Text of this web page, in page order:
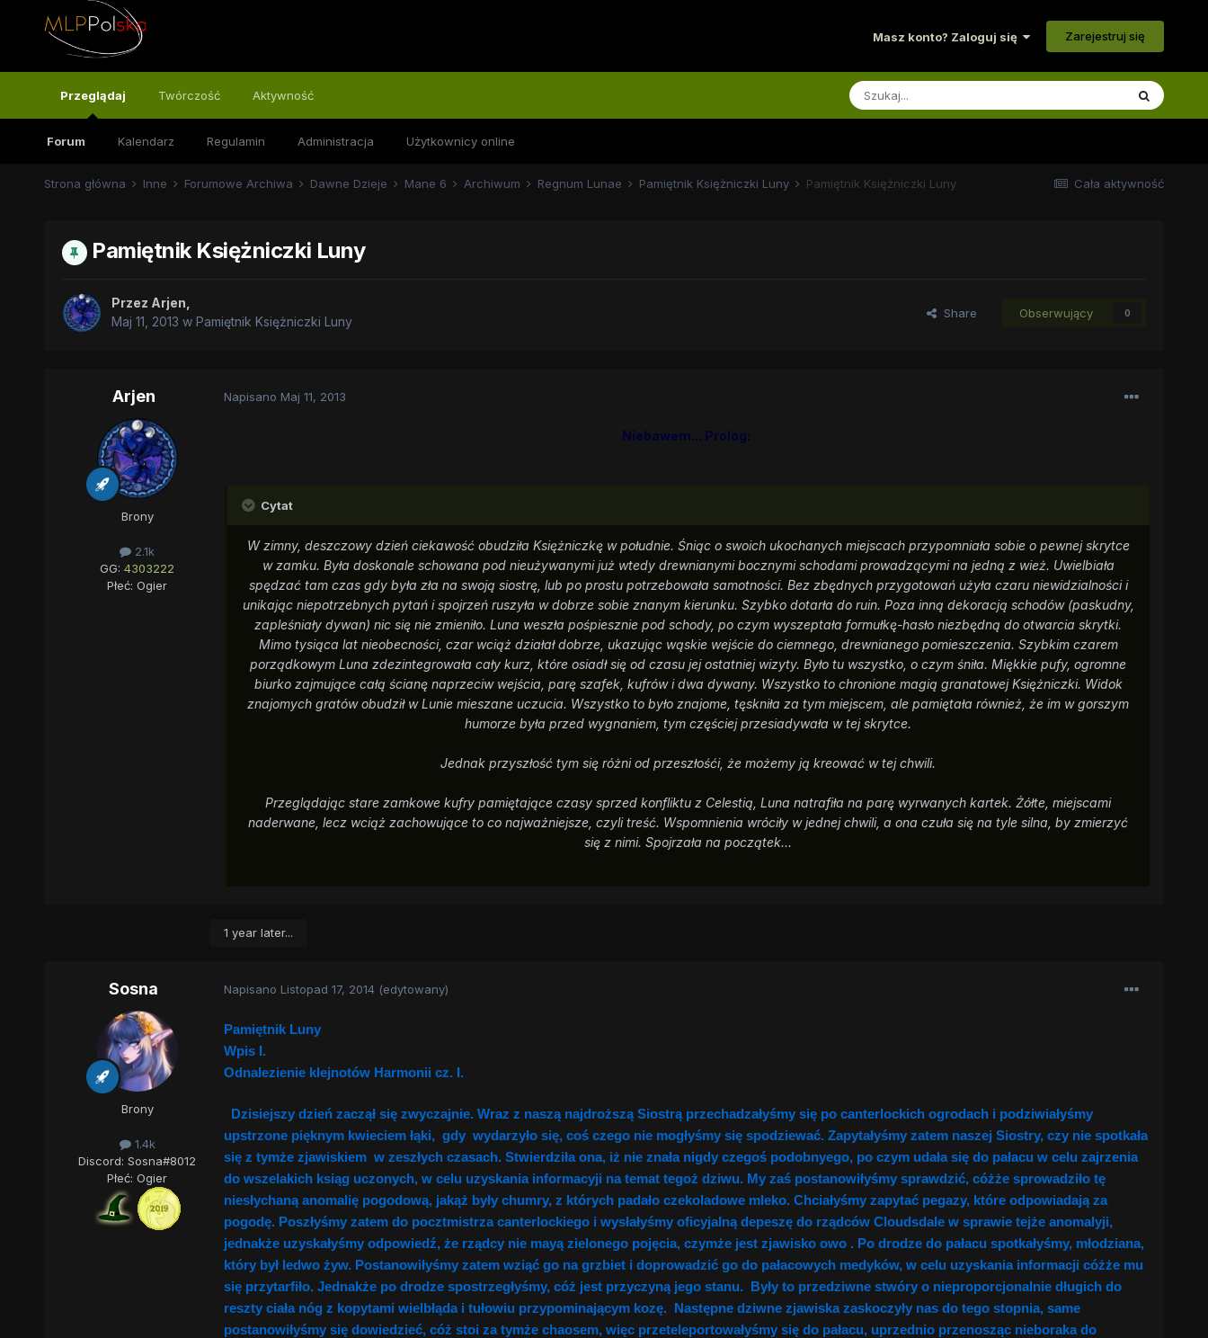
Masz konto? Zaloguj się Zarejestruj się
Przeglądaj
Forum Kalendarz Regulamin Administracja Użytkownicy online
Twórczość Aktywność
Cała aktywność
Strona główna Inne Forumowe Archiwa Dawne Dzieje Mane 6 Archiwum Regnum Lunae Pamiętnik Księżniczki Luny Pamiętnik Księżniczki Luny
Pamiętnik Księżniczki Luny
Przez Arjen
Maj 11, 2013 w Pamiętnik Księżniczki Luny
Share Obserwujący 0
Arjen
Brony
2.1k
GG:4303222
Płeć: Ogier
Napisano Maj 11, 2013
Niebawem... Prolog:
Cytat
W zimny, deszczowy dzień ciekawość obudziła Księżniczkę w południe. Śniąc o swoich ukochanych miejscach przypomniała sobie o pewnej skrytce
w zamku. Była doskonale schowana pod nieużywanymi już wtedy drewnianymi bocznymi schodami prowadzącymi na jedną z wież. Uwielbiała
spędzać tam czas gdy była zła na swoją siostrę, lub po prostu potrzebowała samotności. Bez zbędnych przygotowań użyła czaru niewidzialności i
unikając niepotrzebnych pytań i spojrzeń ruszyła w dobrze sobie znanym kierunku. Szybko dotarła do ruin. Poza inną dekoracją schodów (paskudny,
zapleśniały dywan) nic się nie zmieniło. Luna weszła pośpiesznie pod schody, po czym wyszeptała formułkę-hasło niezbędną do otwarcia skrytki.
Mimo tysiąca lat nieobecności, czar wciąż działał dobrze, ukazując wąskie wejście do ciemnego, drewnianego pomieszczenia. Szybkim czarem
porządkowym Luna zdezintegrowała cały kurz, które osiadł się od czasu jej ostatniej wizyty. Było tu wszystko, o czym śniła. Miękkie pufy, ogromne
biurko zajmujące całą ścianę naprzeciw wejścia, parę szafek, kufrów i dwa dywany. Wszystko to chronione magią granatowej Księżniczki. Widok
znajomych gratów obudził w Lunie mieszane uczucia. Wszystko to było znajome, tęskniła za tym miejscem, ale pamiętała również, że im w gorszym
humorze była przed wygnaniem, tym częściej przesiadywała w tej skrytce.
Jednak przyszłość tym się różni od przeszłośći, że możemy ją kreować w tej chwili.
Przeglądając stare zamkowe kufry pamiętające czasy sprzed konfliktu z Celestią, Luna natrafiła na parę wyrwanych kartek. Żółte, miejscami
naderwane, lecz wciąż zachowujące to co najważniejsze, czyli treść. Wspomnienia wróciły w jednej chwili, a ona czuła się na tyle silna, by zmierzyć
się z nimi. Spojrzała na początek...
1 year later...
Sosna
Brony
1.4k
Discord: Sosna#8012
Płeć: Ogier
Napisano Listopad 17, 2014 (edytowany)
Pamiętnik Luny
Wpis I.
Odnalezienie klejnotów Harmonii cz. I.
Dzisiejszy dzień zaczął się zwyczajnie. Wraz z naszą najdroższą Siostrą przechadzałyśmy się po canterlockich ogrodach i podziwiałyśmy
upstrzone pięknym kwieciem łąki, gdy wydarzyło się, coś czego nie mogłyśmy się spodziewać. Zapytałyśmy zatem naszej Siostry, czy nie spotkała
się z tymże zjawiskiem w zeszłych czasach. Stwierdziła ona, iż nie znała nigdy czegoś podobnyego, po czym udała się do pałacu w celu zajrzenia
do wszelakich ksiąg uczonych, w celu uzyskania informacyji na temat tegoż dziwu. My zaś postanowiłyśmy sprawdzić, cóżże sprowadziło tę
niesłychaną anomalię pogodową, jakąż były chumry, z których padało czekoladowe mleko. Chciałyśmy zapytać pegazy, które odpowiadają za
pogodę. Poszłyśmy zatem do pocztmistrza canterlockiego i wysłałyśmy oficyjalną depeszę do rządców Cloudsdale w sprawie tejże anomalyji,
jednakże uzyskałyśmy odpowiedź, że rządcy nie mayą zielonego pojęcia, czymże jest zjawisko owo . Po drodze do pałacu spotkałyśmy, młodziana,
który był ledwo żyw. Postanowiłyśmy zatem wziąć go na grzbiet i doprowadzić go do pałacowych medyków, w celu uzyskania informacji cóżże mu
się przytarfiło. Jednakże po drodze spostrzegłyśmy, cóż jest przyczyną jego stanu. Były to przedziwne stwóry o nieproporcjonalnie długich do
reszty ciała nóg z kopytami wielbłąda i tułowiu przypominającym kozę. Następne dziwne zjawiska zaskoczyły nas do tego stopnia, same
postanowiłyśmy się dowiedzieć, cóż stoi za tymże chaosem, więc przeteleportowałyśmy się do pałacu, uprzednio przenosząc nieboraka do